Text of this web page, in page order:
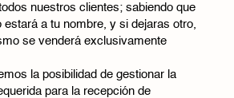
nuestros clientes; sabiendo que
estará a tu nombre, y si dejaras otro,
se venderá exclusivamente
la posibilidad de gestionar la
para la recepción de